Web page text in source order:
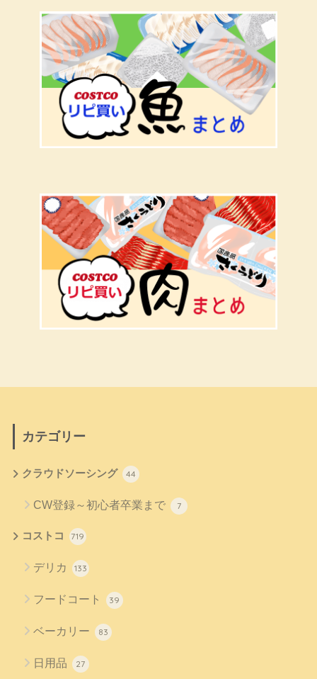
カテゴリー
クラウドソーシング 44
CW登録～初心者卒業まで 7
コストコ 719
デリカ 133
フードコート 39
ベーカリー 83
日用品 27